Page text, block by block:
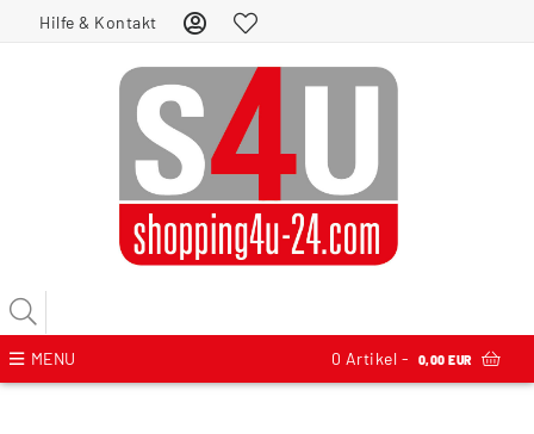
Hilfe & Kontakt
MENU 0 Artikel - 0,00 EUR